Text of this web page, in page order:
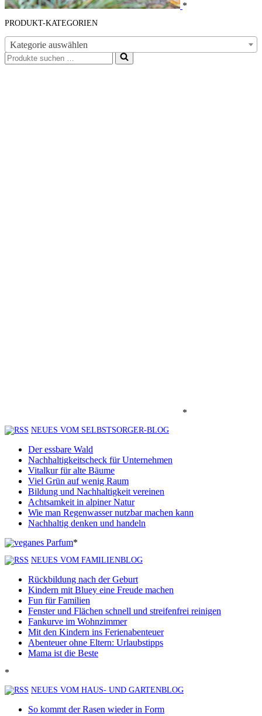
*
PRODUKT-KATEGORIEN
Kategorie auswählen
Suchen
nach …
*
NEUES VOM SELBSTSORGER-BLOG
Der essbare Wald
Nachhaltigkeitscheck für Unternehmen
Vitalkur für alte Bäume
Viel Grün auf wenig Raum
Bildung und Nachhaltigkeit vereinen
Achtsamkeit in alpiner Natur
Wie man Regenwasser nutzbar machen kann
Nachhaltig denken und handeln
*
NEUES VOM FAMILIENBLOG
Rückbildung nach der Geburt
Kindern mit Bluey eine Freude machen
Fun für Familien
Fenster und Flächen schnell und streifenfrei reinigen
Fankurve im Wohnzimmer
Mit den Kindern ins Ferienabenteuer
Abenteuer ohne Eltern: Urlaubstipps
Mama ist die Beste
*
NEUES VOM HAUS- UND GARTENBLOG
So kommt der Rasen wieder in Form